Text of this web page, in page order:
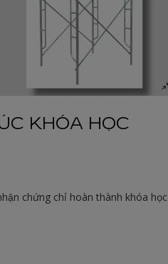
KHÓA HỌC
chứng chỉ hoàn thành khóa học